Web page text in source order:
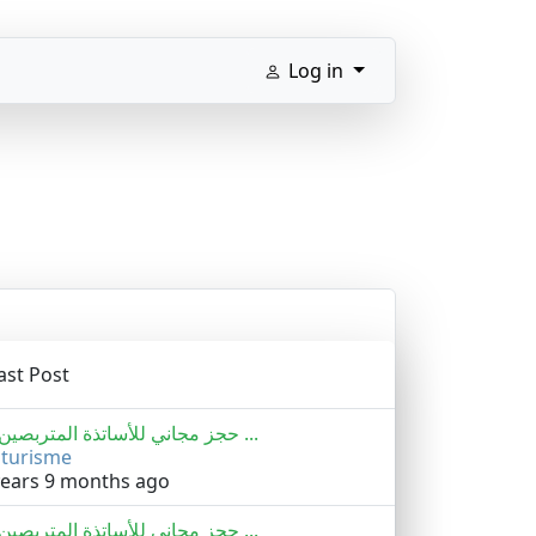
Log in
Post
حجز مجاني للأساتذة المتربصين ب ...
turisme
9 months ago
حجز مجاني للأساتذة المتربصين ب ...